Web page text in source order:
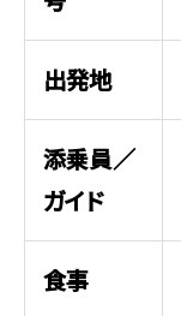
出発地
添乗員／
ガイド
食事